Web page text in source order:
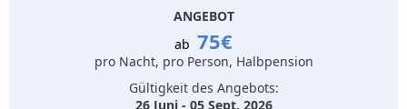
ANGEBOT
ab 75€
pro Nacht, pro Person, Halbpension
Gültigkeit des Angebots:
26 Juni - 05 Sept. 2026